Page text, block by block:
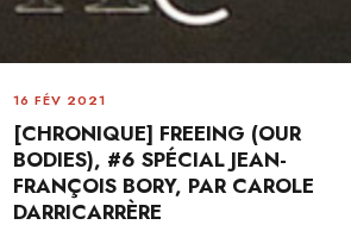
16 FÉV 2021
[CHRONIQUE] FREEING (OUR
BODIES), #6 SPÉCIAL JEAN-
FRANÇOIS BORY, PAR CAROLE
DARRICARRÈRE